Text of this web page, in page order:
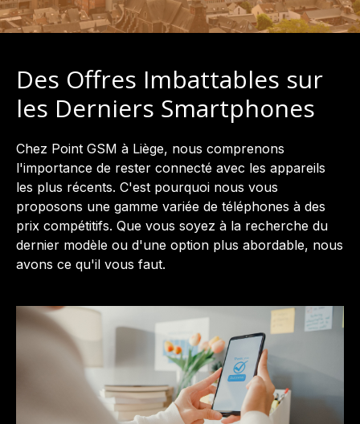
Des Offres Imbattables sur
les Derniers Smartphones
Chez Point GSM à Liège, nous comprenons
l'importance de rester connecté avec les appareils
les plus récents. C'est pourquoi nous vous
proposons une gamme variée de téléphones à des
prix compétitifs. Que vous soyez à la recherche du
dernier modèle ou d'une option plus abordable, nous
avons ce qu'il vous faut.